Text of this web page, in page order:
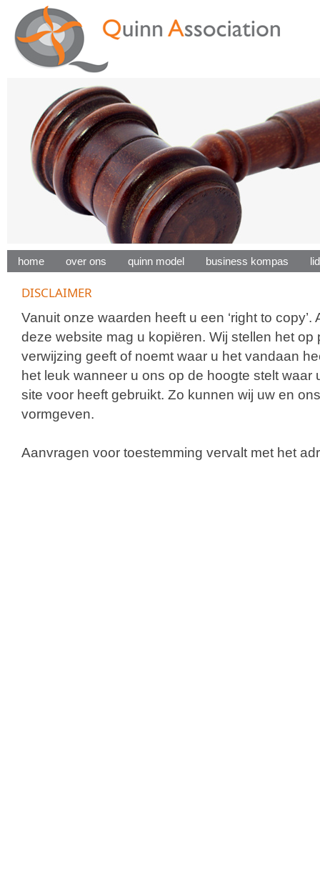
home over ons quinn model business kompas
DISCLAIMER
Vanuit onze waarden heeft u een ‘right to
deze website mag u kopiëren. Wij stellen het op
verwijzing geeft of noemt waar u het vandaan
het leuk wanneer u ons op de hoogte stelt waar
site voor heeft gebruikt. Zo kunnen wij uw en
vormgeven.
Aanvragen voor toestemming vervalt met het